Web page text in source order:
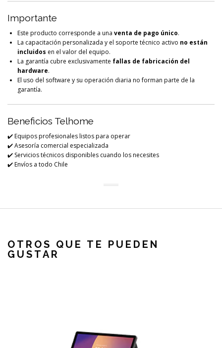
Importante
Este producto corresponde a una venta de pago único.
La capacitación personalizada y el soporte técnico activo no están
incluidos en el valor del equipo.
La garantía cubre exclusivamente fallas de fabricación del
hardware.
El uso del software y su operación diaria no forman parte de la
garantía.
Beneficios Telhome
✔️ Equipos profesionales listos para operar
✔️ Asesoría comercial especializada
✔️ Servicios técnicos disponibles cuando los necesites
✔️ Envíos a todo Chile
OTROS QUE TE PUEDEN
GUSTAR